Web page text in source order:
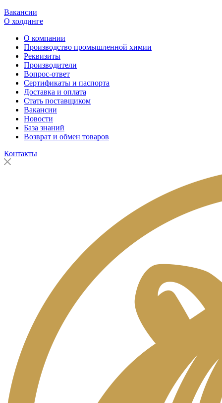
Вакансии
О холдинге
О компании
Производство промышленной химии
Реквизиты
Производители
Вопрос-ответ
Сертификаты и паспорта
Доставка и оплата
Стать поставщиком
Вакансии
Новости
База знаний
Возврат и обмен товаров
Контакты